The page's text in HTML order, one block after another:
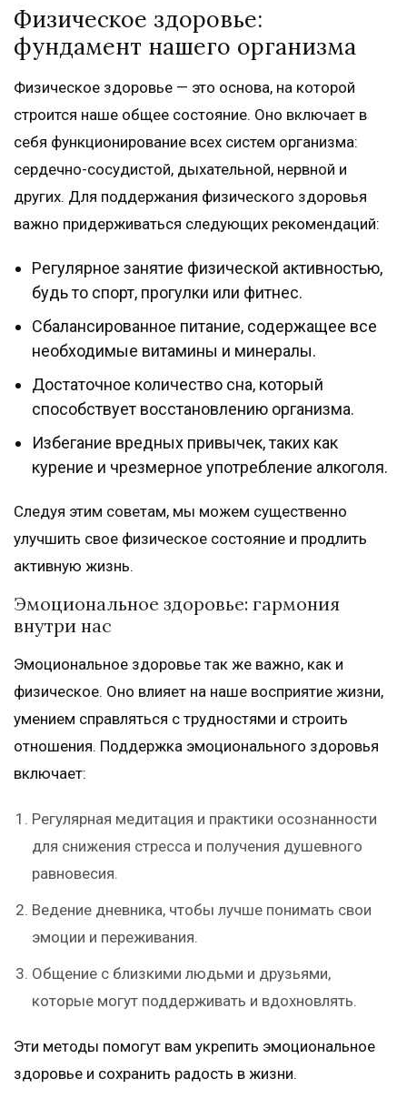
Физическое здоровье:
фундамент нашего организма
Физическое здоровье — это основа, на которой
строится наше общее состояние. Оно включает в
себя функционирование всех систем организма:
сердечно-сосудистой, дыхательной, нервной и
других. Для поддержания физического здоровья
важно придерживаться следующих рекомендаций:
Регулярное занятие физической активностью,
будь то спорт, прогулки или фитнес.
Сбалансированное питание, содержащее все
необходимые витамины и минералы.
Достаточное количество сна, который
способствует восстановлению организма.
Избегание вредных привычек, таких как
курение и чрезмерное употребление алкоголя.
Следуя этим советам, мы можем существенно
улучшить свое физическое состояние и продлить
активную жизнь.
Эмоциональное здоровье: гармония
внутри нас
Эмоциональное здоровье так же важно, как и
физическое. Оно влияет на наше восприятие жизни,
умением справляться с трудностями и строить
отношения. Поддержка эмоционального здоровья
включает:
Регулярная медитация и практики осознанности
для снижения стресса и получения душевного
равновесия.
Ведение дневника, чтобы лучше понимать свои
эмоции и переживания.
Общение с близкими людьми и друзьями,
которые могут поддерживать и вдохновлять.
Эти методы помогут вам укрепить эмоциональное
здоровье и сохранить радость в жизни.